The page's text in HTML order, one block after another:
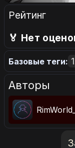
Рейтинг
🏅 Нет
Базовые теги:
Авторы